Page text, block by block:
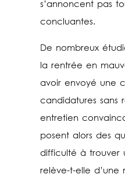
s’annoncent pas
concluantes.
De nombreux
la rentrée en
avoir envoyé une
candidatures sans
entretien
posent alors des
difficulté à trouver
relève-t-elle d’une